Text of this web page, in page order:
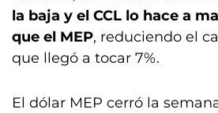
la baja y el CCL lo hace a
que el MEP, reduciendo el
que llegó a tocar 7%.
El dólar MEP cerró la